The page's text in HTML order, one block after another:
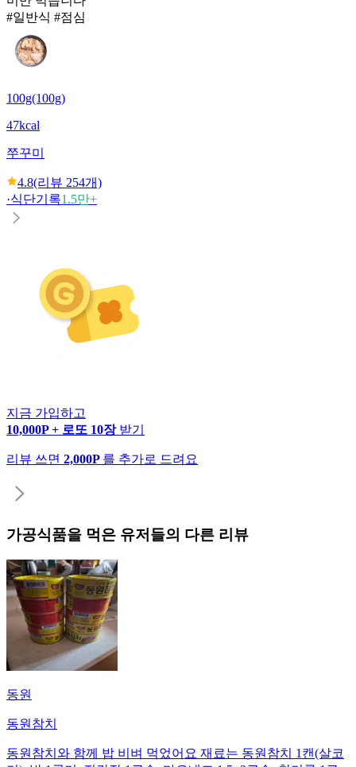
#일반식 #점심
100g(100g)
47kcal
쭈꾸미
4.8(리뷰 254개)
·식단기록1.5만+
지금 가입하고
10,000P + 로또 10장 받기
리뷰 쓰면 2,000P 를 추가로 드려요
가공식품을 먹은 유저들의 다른 리뷰
동원
동원참치
동원참치와 함께 밥 비벼 먹었어요 재료는 동원참치 1캔(살코